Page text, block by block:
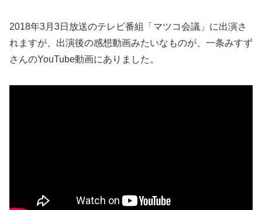
2018年3月3日放送のテレビ番組「マツコ会議」に出演さ
れますが、出演後の感想動画みたいなものが、一条みすず
さんのYouTube動画にありました。